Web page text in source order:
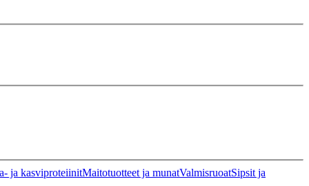
ja kasviproteiinitMaitotuotteet ja munatValmisruoatSipsit ja